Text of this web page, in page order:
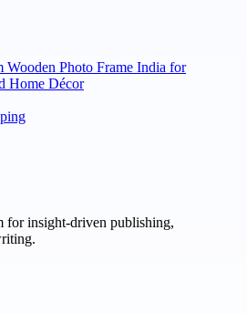
Wooden Photo Frame India for
Home Décor
for insight-driven publishing,